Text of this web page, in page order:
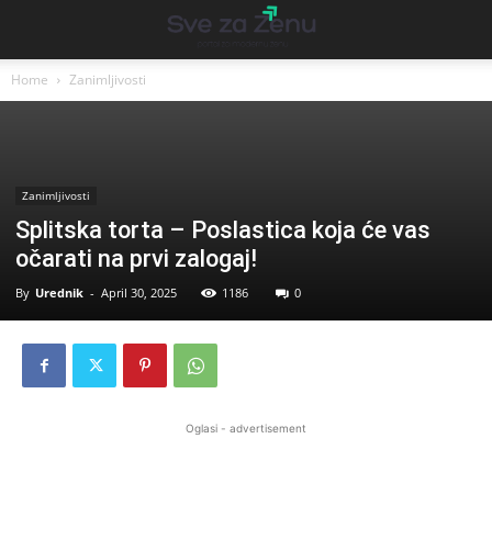
Home Zanimljivosti
Zanimljivosti
Splitska torta – Poslastica koja će vas
očarati na prvi zalogaj!
By Urednik - April 30, 2025 1186 0
Oglasi - advertisement